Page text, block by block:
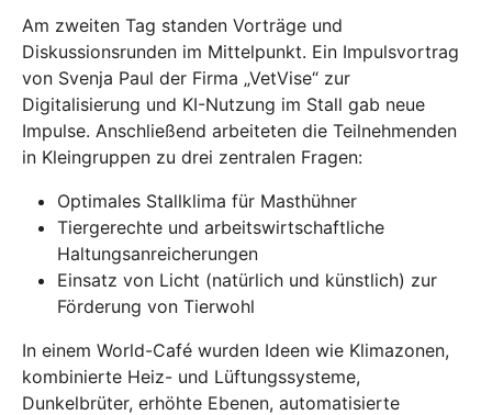
Am zweiten Tag standen Vorträge und
Diskussionsrunden im Mittelpunkt. Ein Impulsvortrag
von Svenja Paul der Firma „VetVise“ zur
Digitalisierung und KI-Nutzung im Stall gab neue
Impulse. Anschließend arbeiteten die Teilnehmenden
in Kleingruppen zu drei zentralen Fragen:
Optimales Stallklima für Masthühner
Tiergerechte und arbeitswirtschaftliche
Haltungsanreicherungen
Einsatz von Licht (natürlich und künstlich) zur
Förderung von Tierwohl
In einem World-Café wurden Ideen wie Klimazonen,
kombinierte Heiz- und Lüftungssysteme,
Dunkelbrüter, erhöhte Ebenen, automatisierte